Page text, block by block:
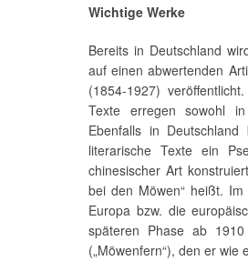
Wichtige Werke
Bereits in Deutschland
auf einen abwertenden
(1854-1927)
Texte erregen sowohl
Ebenfalls in
literarische Texte ein
chinesischer Art
bei den Möwen“ heißt.
Europa bzw. die
späteren Phase ab
(„Möwenfern“), den er wie